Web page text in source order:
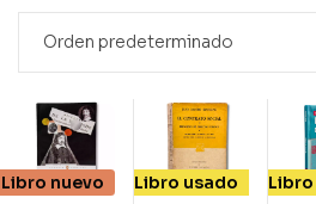
Libro nuevo Libro usado